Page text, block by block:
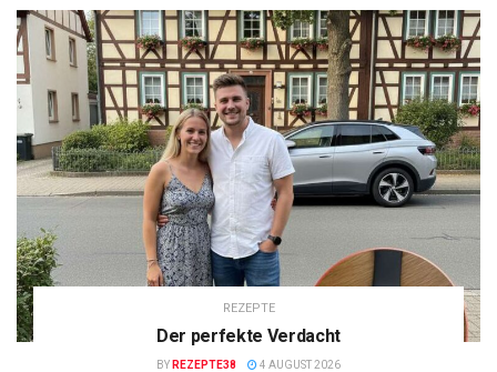
REZEPTE
Der perfekte Verdacht
BY REZEPTE38 4 AUGUST 2026